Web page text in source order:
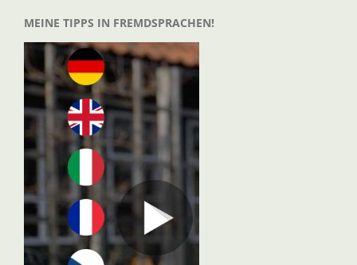
MEINE TIPPS IN FREMDSPRACHEN!